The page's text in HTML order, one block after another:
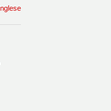
Inglese